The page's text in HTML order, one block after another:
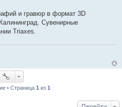
и гравюр в формат 3D
Сувенирные
Triaxes.
• Страница 1 из 1